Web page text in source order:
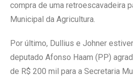
compra de uma retroescavadeira
Municipal da Agricultura.
Por último, Dullius e Johner
deputado Afonso Haam (PP)
de R$ 200 mil para a Secretaria